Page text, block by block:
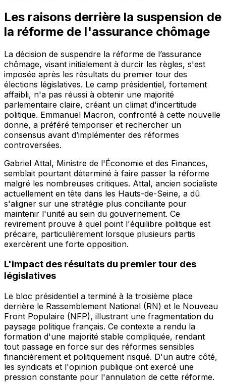
Les raisons derrière la suspension de
la réforme de l'assurance chômage
La décision de suspendre la réforme de l’assurance
chômage, visant initialement à durcir les règles, s'est
imposée après les résultats du premier tour des
élections législatives. Le camp présidentiel, fortement
affaibli, n'a pas réussi à obtenir une majorité
parlementaire claire, créant un climat d'incertitude
politique. Emmanuel Macron, confronté à cette nouvelle
donne, a préféré temporiser et rechercher un
consensus avant d’implémenter des réformes
controversées.
Gabriel Attal, Ministre de l'Économie et des Finances,
semblait pourtant déterminé à faire passer la réforme
malgré les nombreuses critiques. Attal, ancien socialiste
actuellement en tête dans les Hauts-de-Seine, a dû
s'aligner sur une stratégie plus conciliante pour
maintenir l'unité au sein du gouvernement. Ce
revirement prouve à quel point l'équilibre politique est
précaire, particulièrement lorsque plusieurs partis
exercèrent une forte opposition.
L'impact des résultats du premier tour des
législatives
Le bloc présidentiel a terminé à la troisième place
derrière le Rassemblement National (RN) et le Nouveau
Front Populaire (NFP), illustrant une fragmentation du
paysage politique français. Ce contexte a rendu la
formation d'une majorité stable compliquée, rendant
tout passage en force sur des réformes sensibles
financièrement et politiquement risqué. D'un autre côté,
les syndicats et l'opinion publique ont exercé une
pression constante pour l'annulation de cette réforme.